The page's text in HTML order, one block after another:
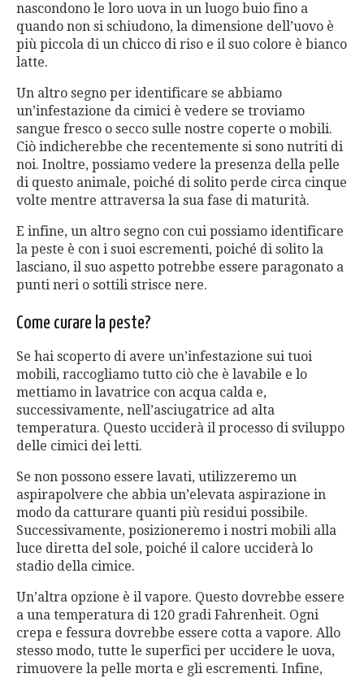
nascondono le loro uova in un luogo buio fino a
quando non si schiudono, la dimensione dell’uovo è
più piccola di un chicco di riso e il suo colore è bianco
latte.
Un altro segno per identificare se abbiamo
un’infestazione da cimici è vedere se troviamo
sangue fresco o secco sulle nostre coperte o mobili.
Ciò indicherebbe che recentemente si sono nutriti di
noi. Inoltre, possiamo vedere la presenza della pelle
di questo animale, poiché di solito perde circa cinque
volte mentre attraversa la sua fase di maturità.
E infine, un altro segno con cui possiamo identificare
la peste è con i suoi escrementi, poiché di solito la
lasciano, il suo aspetto potrebbe essere paragonato a
punti neri o sottili strisce nere.
Come curare la peste?
Se hai scoperto di avere un’infestazione sui tuoi
mobili, raccogliamo tutto ciò che è lavabile e lo
mettiamo in lavatrice con acqua calda e,
successivamente, nell’asciugatrice ad alta
temperatura. Questo ucciderà il processo di sviluppo
delle cimici dei letti.
Se non possono essere lavati, utilizzeremo un
aspirapolvere che abbia un’elevata aspirazione in
modo da catturare quanti più residui possibile.
Successivamente, posizioneremo i nostri mobili alla
luce diretta del sole, poiché il calore ucciderà lo
stadio della cimice.
Un’altra opzione è il vapore. Questo dovrebbe essere
a una temperatura di 120 gradi Fahrenheit. Ogni
crepa e fessura dovrebbe essere cotta a vapore. Allo
stesso modo, tutte le superfici per uccidere le uova,
rimuovere la pelle morta e gli escrementi. Infine,